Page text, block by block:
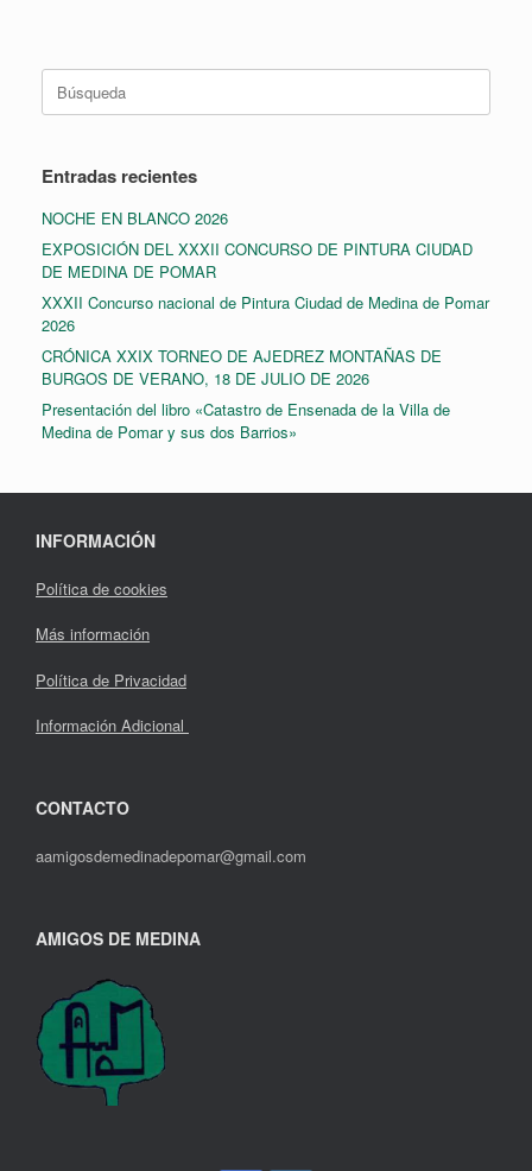
Entradas recientes
NOCHE EN BLANCO 2026
EXPOSICIÓN DEL XXXII CONCURSO DE PINTURA CIUDAD
DE MEDINA DE POMAR
XXXII Concurso nacional de Pintura Ciudad de Medina de Pomar
2026
CRÓNICA XXIX TORNEO DE AJEDREZ MONTAÑAS DE
BURGOS DE VERANO, 18 DE JULIO DE 2026
Presentación del libro «Catastro de Ensenada de la Villa de
Medina de Pomar y sus dos Barrios»
INFORMACIÓN
Política de cookies
Más información
Política de Privacidad
Información Adicional
CONTACTO
aamigosdemedinadepomar@gmail.com
AMIGOS DE MEDINA